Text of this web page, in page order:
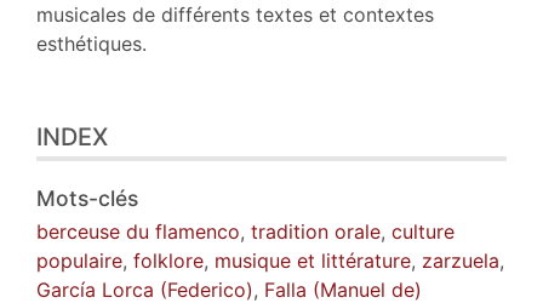
musicales de différents textes et contextes
esthétiques.
INDEX
Mots-clés
berceuse du flamenco, tradition orale, culture
populaire, folklore, musique et littérature, zarzuela,
García Lorca (Federico), Falla (Manuel de)